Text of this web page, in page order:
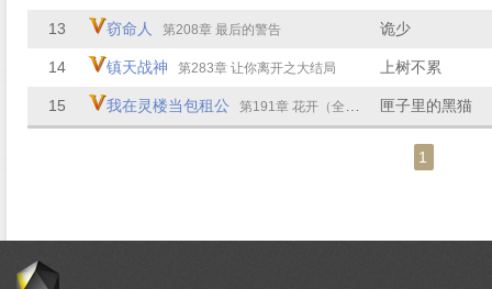
13 窃命人 第208章 最后的警告 诡少
14 镇天战神 第283章 让你离开之大结局 上树不累
15 我在灵楼当包租公 第191章 花开（全书完） 匣子里的黑猫
1